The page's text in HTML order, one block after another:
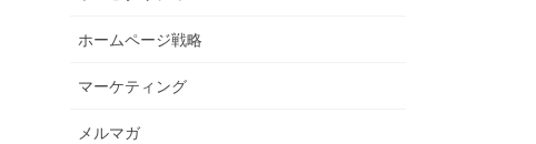
ホームページ戦略
マーケティング
メルマガ